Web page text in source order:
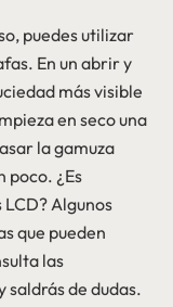
puedes utilizar
En un abrir y
más visible
en seco una
la gamuza
poco. ¿Es
Algunos
que pueden
las
de dudas.